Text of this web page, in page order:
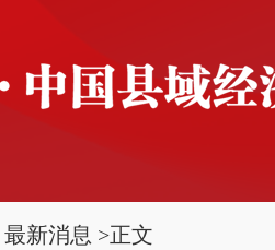
最新消息 >正文